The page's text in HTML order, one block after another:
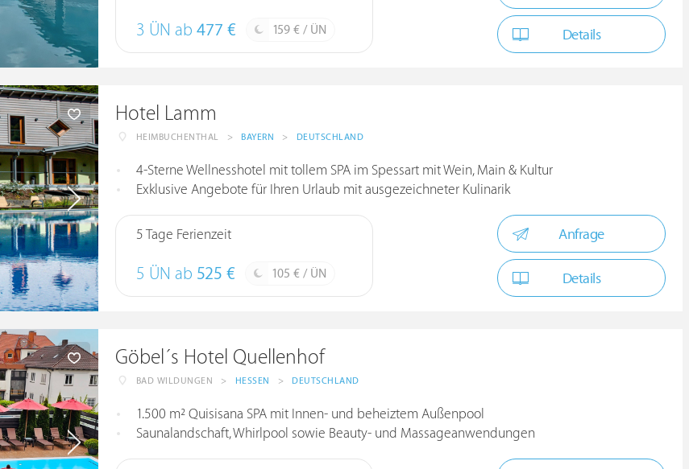
3 ÜN ab 477 € 159 € / ÜN Details
Hotel Lamm
HEIMBUCHENTHAL > BAYERN > DEUTSCHLAND
4-Sterne Wellnesshotel mit tollem SPA im Spessart mit Wein, Main & Kultur
Exklusive Angebote für Ihren Urlaub mit ausgezeichneter Kulinarik
5 Tage Ferienzeit
5 ÜN ab 525 € 105 € / ÜN
Anfrage
Details
Göbel´s Hotel Quellenhof
BAD WILDUNGEN > HESSEN > DEUTSCHLAND
1.500 m² Quisisana SPA mit Innen- und beheiztem Außenpool
Saunalandschaft, Whirlpool sowie Beauty- und Massageanwendungen